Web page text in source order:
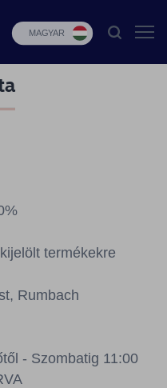
MAGYAR
termékekre
Rumbach
- Szombatig 11:00